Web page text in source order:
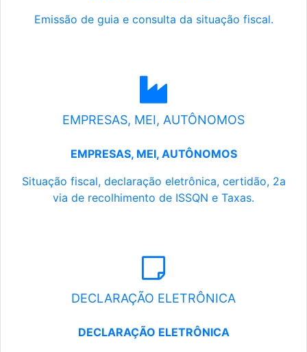
Emissão de guia e consulta da situação fiscal.
EMPRESAS, MEI, AUTÔNOMOS
EMPRESAS, MEI, AUTÔNOMOS
Situação fiscal, declaração eletrônica, certidão, 2a
via de recolhimento de ISSQN e Taxas.
DECLARAÇÃO ELETRÔNICA
DECLARAÇÃO ELETRÔNICA